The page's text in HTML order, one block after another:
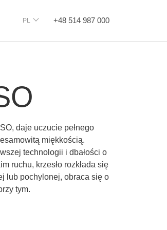
PL +48 514 987 000
daje uczucie pełnego
miękkością.
technologii i dbałości o
ruchu, krzesło rozkłada się
lub pochylonej, obraca się o
tym.